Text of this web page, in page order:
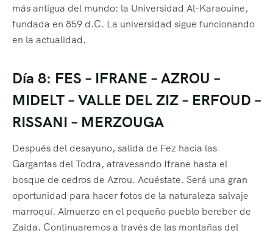
más antigua del mundo: la Universidad Al-Karaouine,
fundada en 859 d.C. La universidad sigue funcionando
en la actualidad.
Día 8: FES – IFRANE – AZROU –
MIDELT – VALLE DEL ZIZ – ERFOUD –
RISSANI – MERZOUGA
Después del desayuno, salida de Fez hacia las
Gargantas del Todra, atravesando Ifrane hasta el
bosque de cedros de Azrou. Acuéstate. Será una gran
oportunidad para hacer fotos de la naturaleza salvaje
marroquí. Almuerzo en el pequeño pueblo bereber de
Zaida. Continuaremos a través de las montañas del